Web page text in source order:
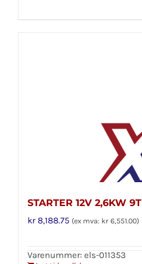
STARTER 12V 2,6KW 9T
kr8,188.75 (ex mva: kr 6,551.00)
Varenummer: els-011353